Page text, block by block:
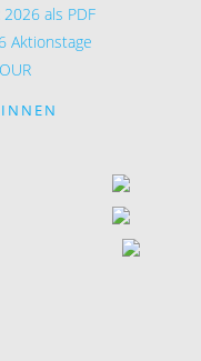
als PDF
Aktionstage